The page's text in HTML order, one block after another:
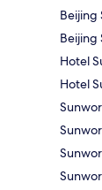
Beijing
Beijing
Hotel
Hotel